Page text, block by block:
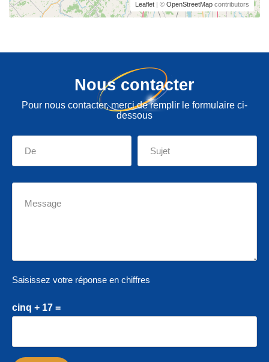
Leaflet | © OpenStreetMap contributors
Nous contacter
Pour nous contacter, merci de remplir le formulaire ci-
dessous
Saisissez votre réponse en chiffres
cinq + 17 =